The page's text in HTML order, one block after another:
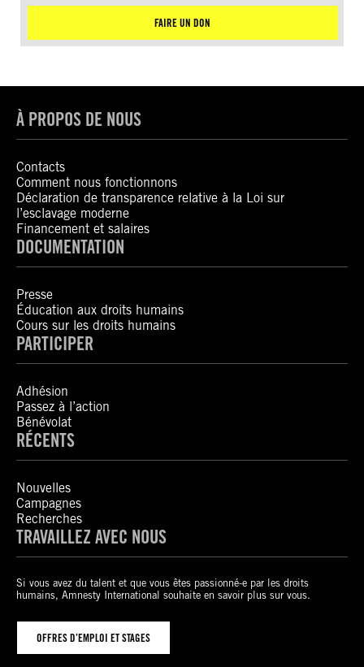
FAIRE UN DON
À PROPOS DE NOUS
Contacts
Comment nous fonctionnons
Déclaration de transparence relative à la Loi sur
l’esclavage moderne
Financement et salaires
DOCUMENTATION
Presse
Éducation aux droits humains
Cours sur les droits humains
PARTICIPER
Adhésion
Passez à l’action
Bénévolat
RÉCENTS
Nouvelles
Campagnes
Recherches
TRAVAILLEZ AVEC NOUS
Si vous avez du talent et que vous êtes passionné-e par les droits
humains, Amnesty International souhaite en savoir plus sur vous.
OFFRES D’EMPLOI ET STAGES